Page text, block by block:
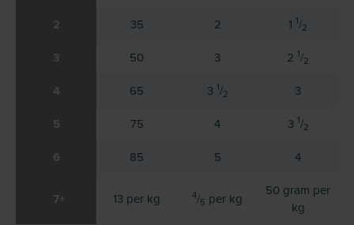
2 35 2 1 1/2
3 50 3 2 1/2
4 65 3 1/2 3
5 75 4 3 1/2
6 85 5 4
7+ 13 per kg 4/5 per kg
50 gram per
kg